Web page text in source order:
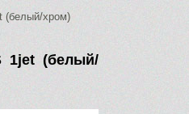
(белый/хром)
1jet (белый/